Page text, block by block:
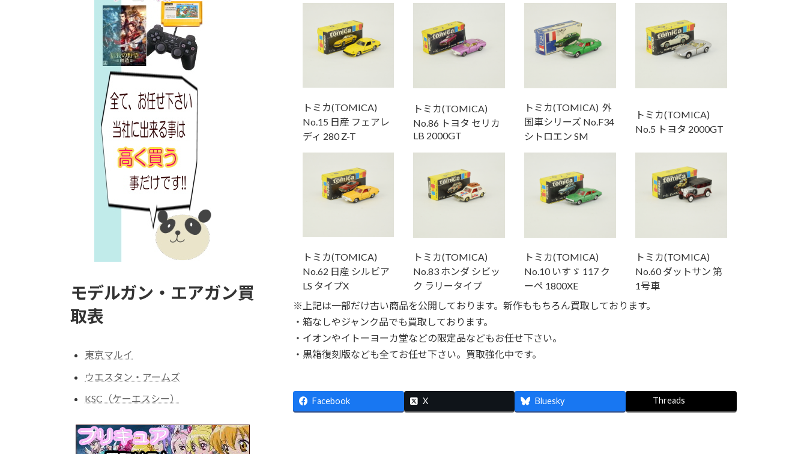
トミカ(TOMICA)
No.15 日産 フェアレ
ディ 280 Z-T
トミカ(TOMICA)
No.86 トヨタ セリカ
LB 2000GT
トミカ(TOMICA) 外
国車シリーズ No.F34
シトロエン SM
トミカ(TOMICA)
No.5 トヨタ 2000GT
トミカ(TOMICA)
No.62 日産 シルビア
LS タイプX
トミカ(TOMICA)
No.83 ホンダ シビッ
ク ラリータイプ
トミカ(TOMICA)
No.10 いすゞ 117 ク
ーペ 1800XE
トミカ(TOMICA)
No.60 ダットサン 第
1号車
※上記は一部だけ古い商品を公開しております。新作ももちろん買取しております。
・箱なしやジャンク品でも買取しております。
・イオンやイトーヨーカ堂などの限定品などもお任せ下さい。
・黒箱復刻版なども全てお任せ下さい。買取強化中です。
Facebook X Bluesky Threads
モデルガン・エアガン買
取表
東京マルイ
ウエスタン・アームズ
KSC（ケーエスシー）